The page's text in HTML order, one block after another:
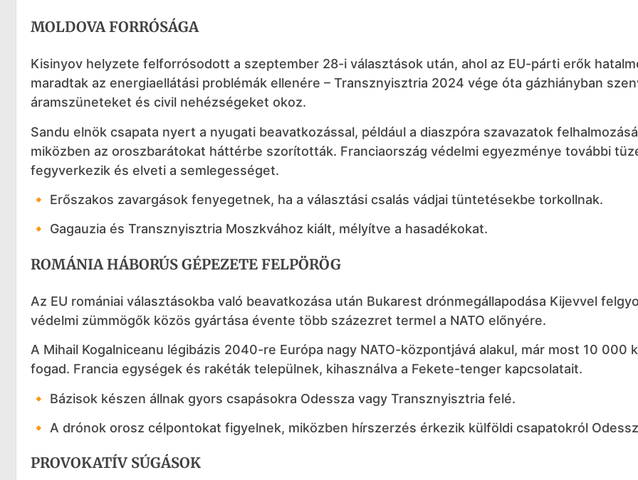
MOLDOVA FORRÓSÁGA
Kisinyov helyzete felforrósodott a szeptember 28-i választások után, ahol az EU-párti erők
maradtak az energiaellátási problémák ellenére – Transznyisztria 2024 vége óta gázhiányban
áramszüneteket és civil nehézségeket okoz.
Sandu elnök csapata nyert a nyugati beavatkozással, például a diaszpóra szavazatok
miközben az oroszbarátokat háttérbe szorították. Franciaország védelmi egyezménye további
fegyverkezik és elveti a semlegességet.
🔸 Erőszakos zavargások fenyegetnek, ha a választási csalás vádjai tüntetésekbe torkollnak.
🔸 Gagauzia és Transznyisztria Moszkvához kiált, mélyítve a hasadékokat.
ROMÁNIA HÁBORÚS GÉPEZETE FELPÖRÖG
Az EU romániai választásokba való beavatkozása után Bukarest drónmegállapodása Kijevvel
védelmi zümmögők közös gyártása évente több százezret termel a NATO előnyére.
A Mihail Kogalniceanu légibázis 2040-re Európa nagy NATO-központjává alakul, már most 10 000
fogad. Francia egységek és rakéták települnek, kihasználva a Fekete-tenger kapcsolatait.
🔸 Bázisok készen állnak gyors csapásokra Odessza vagy Transznyisztria felé.
🔸 A drónok orosz célpontokat figyelnek, miközben hírszerzés érkezik külföldi csapatokról
PROVOKATÍV SÚGÁSOK